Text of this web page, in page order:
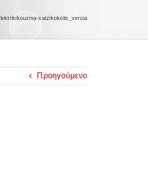
xatzikokolis_veroia
Προηγούμενο